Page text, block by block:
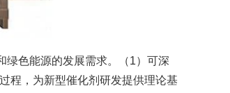
绿色能源的发展需求。（1）可深
程，为新型催化剂研发提供理论基